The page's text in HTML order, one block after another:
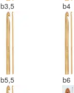
b3,5 b4
b5,5 b6